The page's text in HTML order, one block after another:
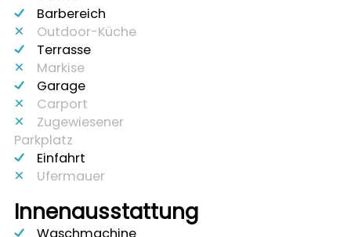
Barbereich
Outdoor-Küche
Terrasse
Markise
Garage
Carport
Zugewiesener
Parkplatz
Einfahrt
Ufermauer
Innenausstattung
Waschmachine